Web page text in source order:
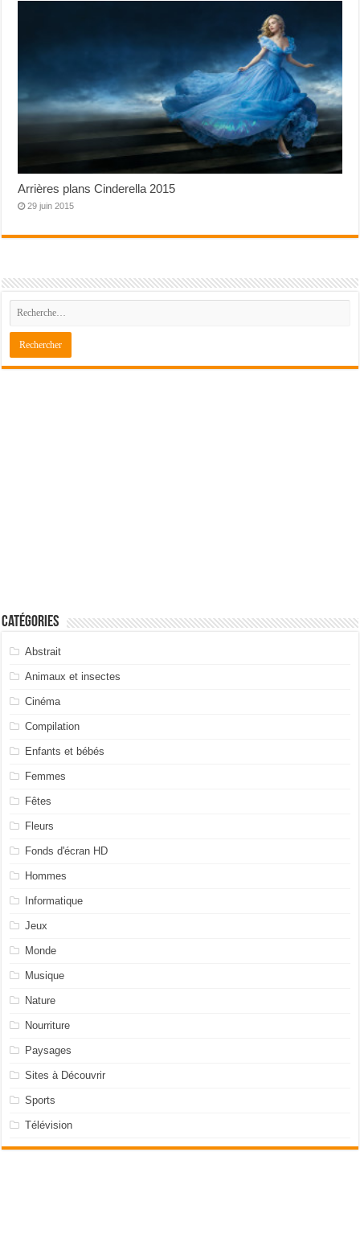
Arrières plans Cinderella 2015
29 juin 2015
Catégories
Abstrait
Animaux et insectes
Cinéma
Compilation
Enfants et bébés
Femmes
Fêtes
Fleurs
Fonds d'écran HD
Hommes
Informatique
Jeux
Monde
Musique
Nature
Nourriture
Paysages
Sites à Découvrir
Sports
Télévision